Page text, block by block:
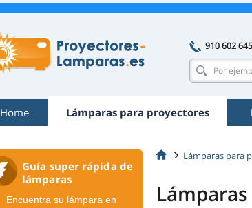
910 602 645
Home Lámparas para proyectores
Lámparas para
Guía super rápida de
lámparas
Encuentra su lámpara en